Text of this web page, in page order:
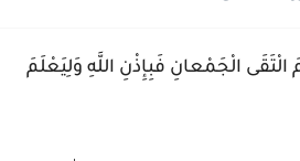
الْجَمْعانِ فَبِإِذْنِ اللَّهِ وَلِيَعْلَمَ